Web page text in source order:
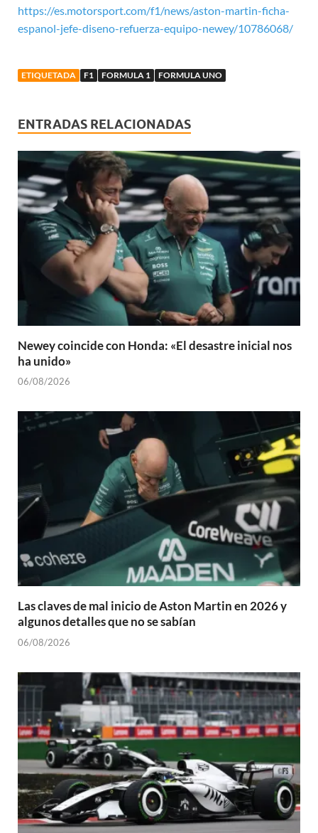
https://es.motorsport.com/f1/news/aston-martin-ficha-
espanol-jefe-diseno-refuerza-equipo-newey/10786068/
ETIQUETADA F1 FORMULA 1 FORMULA UNO
ENTRADAS RELACIONADAS
Newey coincide con Honda: «El desastre inicial nos
ha unido»
06/08/2026
Las claves de mal inicio de Aston Martin en 2026 y
algunos detalles que no se sabían
06/08/2026